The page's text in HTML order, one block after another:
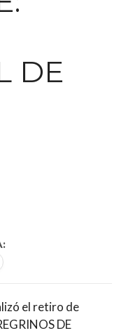
DE
el retiro de
DE